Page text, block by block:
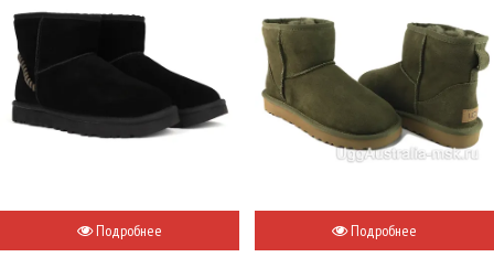
Подробнее Подробнее